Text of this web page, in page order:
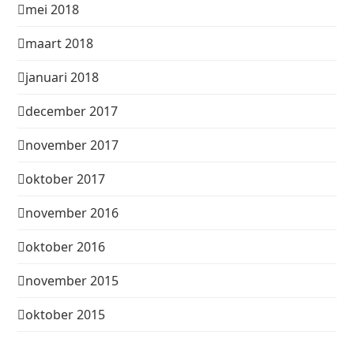
mei 2018
maart 2018
januari 2018
december 2017
november 2017
oktober 2017
november 2016
oktober 2016
november 2015
oktober 2015